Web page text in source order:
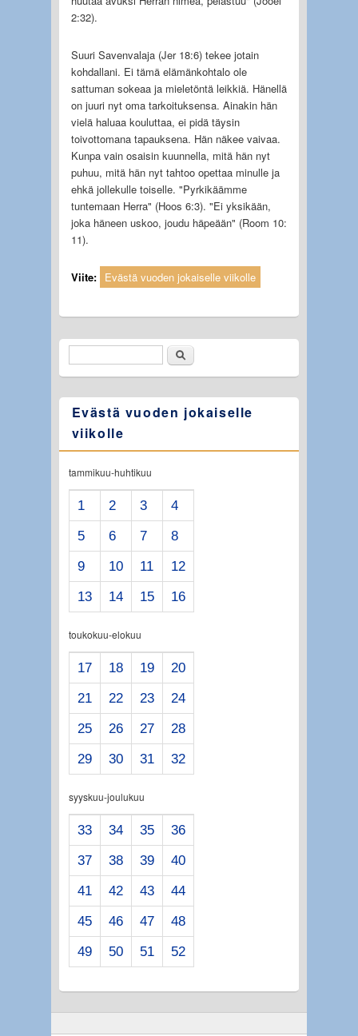
2:32).
Suuri Savenvalaja (Jer 18:6) tekee jotain
kohdallani. Ei tämä elämänkohtalo ole
sattuman sokeaa ja mieletöntä leikkiä. Hänellä
on juuri nyt oma tarkoituksensa. Ainakin hän
vielä haluaa kouluttaa, ei pidä täysin
toivottomana tapauksena. Hän näkee vaivaa.
Kunpa vain osaisin kuunnella, mitä hän nyt
puhuu, mitä hän nyt tahtoo opettaa minulle ja
ehkä jollekulle toiselle. "Pyrkikäämme
tuntemaan Herra" (Hoos 6:3). "Ei yksikään,
joka häneen uskoo, joudu häpeään" (Room 10:
11).
Viite: Evästä vuoden jokaiselle viikolle
HakulomakeEtsi
Evästä vuoden jokaiselle
viikolle
tammikuu-huhtikuu
1 2 3
4
5
6 7
8
9
10 11
12
13
14 15 16
toukokuu-elokuu
17 18 19
20
21
22 23
24
25
26 27
28
29
30 31 32
syyskuu-joulukuu
33 34 35
36
37
38 39
40
41
42 43
44
45
46 47
48
49
50 51 52